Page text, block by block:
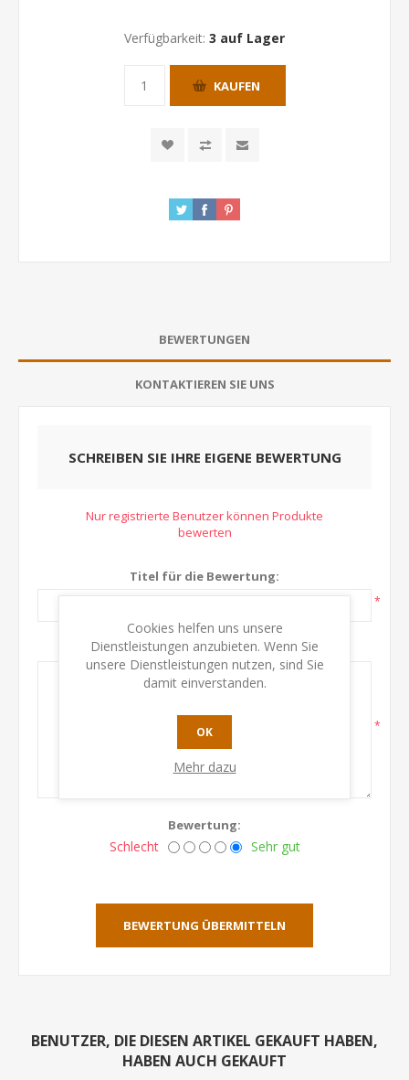
Verfügbarkeit: 3 auf Lager
KAUFEN
BEWERTUNGEN
KONTAKTIEREN SIE UNS
SCHREIBEN SIE IHRE EIGENE BEWERTUNG
Nur registrierte Benutzer können Produkte
bewerten
Titel für die Bewertung:
*
Text:
*
Bewertung:
Schlecht Sehr gut
BEWERTUNG ÜBERMITTELN
BENUTZER, DIE DIESEN ARTIKEL GEKAUFT HABEN,
HABEN AUCH GEKAUFT
Cookies helfen uns unsere
Dienstleistungen anzubieten. Wenn Sie
unsere Dienstleistungen nutzen, sind Sie
damit einverstanden.
OK
Mehr dazu